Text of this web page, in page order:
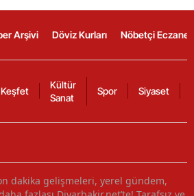
Arşivi Döviz Kurları Nöbetçi
Keşfet
Kültür
Sanat
Spor Siyaset
dakika gelişmeleri, yerel gündem,